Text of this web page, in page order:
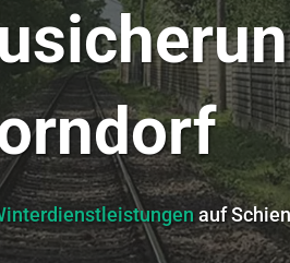
auf